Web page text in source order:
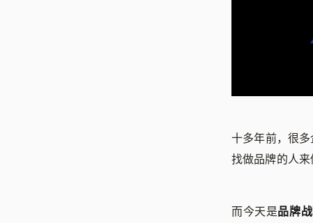
十多年前，很
找做品牌的人来
而今天是品牌